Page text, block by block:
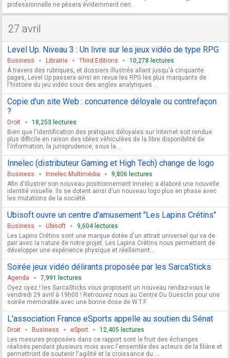
professionnelle ne pèsera évidemment rien.
27 avril
Level Up. Niveau 3 : Un livre sur les jeux vidéo de type RPG
Business Librairie Third Editions
10,278 lectures
À travers des rubriques, et dossiers illustrés allant jusqu'à cinquante
pages, Level Up passera ainsi en revue les RPG les plus marquants de
l'histoire du jeu vidéo sous des angles analytiques ...
Copie d'un site Web : concurrence déloyale ou contrefaçon
?
Droit
18,253 lectures
Bien que l'identification des pratiques déloyales sur Internet soit rendue
plus difficile en raison des idées véhiculées de la libre disponibilité de
l'information, la jurisprudence, sous la ...
Innelec (distributeur Gaming et High Tech) change de logo
Business Innelec Multimédia
9,806 lectures
Afin d'illustrer son nouveau positionnement Innelec a élaboré une nouvelle
identité visuelle. Ils se dotent ainsi d'un nouveau logo plus en phase avec
les mutations de la société.
Ubisoft ouvre un centre d'amusement "Les Lapins Crétins"
Business Ubisoft
9,604 lectures
Les Lapins Crétins sont une marque dotée d'un attrait universel qui va de
pair avec la nature de notre projet. Les Lapins Crétins nous permettent de
développer une expérience physique et réellement...
Soirée jeux vidéo délirants proposée par les SarcaSticks
Agenda
7,991 lectures
Oyez oyez ! les SarcaSticks vous proposent un nouveau rendez-vous le
vendredi 29 avril à 19h00 ! Retrouvez nous au Centre Du Guesclin pour une
soirée mémorable avec une bonne dose de W.T.F.
L'association France eSports appelle au soutien du Sénat
Droit Business eSport
12,405 lectures
Les mesures proposées dans ce rapport sont le fruit des échanges
réalisés pendant plusieurs mois avec l'ensemble des acteurs de la filière et
permettront de soutenir l'agilité et la croissance du ...